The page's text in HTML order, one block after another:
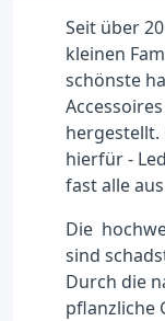
Seit über
kleinen
schönste
hergestellt.
hierfür -
fast alle
Die
sind
Durch die
pflanzliche